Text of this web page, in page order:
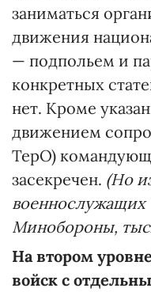
заниматься
движения
— подпольем и
конкретных
нет. Кроме
движением
ТерО)
засекречен. (Но
Минобороны,
На втором
войск с